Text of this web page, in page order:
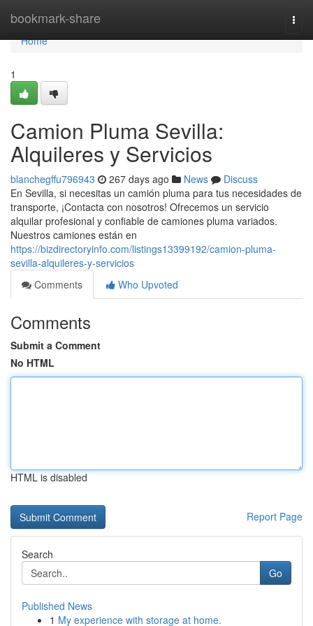
bookmark-share
Home
Home
1
Camion Pluma Sevilla:
Alquileres y Servicios
blanchegffu796943 267 days ago News
Discuss
En Sevilla, si necesitas un camión pluma para tus necesidades de
transporte, ¡Contacta con nosotros! Ofrecemos un servicio
alquilar profesional y confiable de camiones pluma variados.
Nuestros camiones están en
https://bizdirectoryinfo.com/listings13399192/camion-pluma-
sevilla-alquileres-y-servicios
Comments
Who Upvoted
Comments
Submit a Comment
No HTML
HTML is disabled
Report Page
Search
Go
Published News
1 My experience with storage at home.